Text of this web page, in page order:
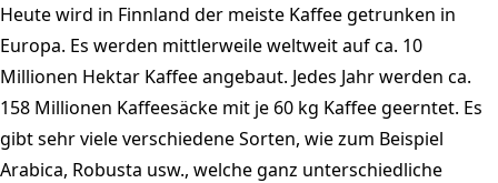
Heute wird in Finnland der meiste Kaffee getrunken in
Europa. Es werden mittlerweile weltweit auf ca. 10
Millionen Hektar Kaffee angebaut. Jedes Jahr werden ca.
158 Millionen Kaffeesäcke mit je 60 kg Kaffee geerntet. Es
gibt sehr viele verschiedene Sorten, wie zum Beispiel
Arabica, Robusta usw., welche ganz unterschiedliche